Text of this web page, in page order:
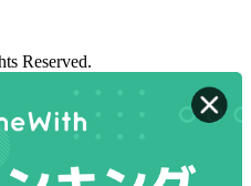
Reserved.